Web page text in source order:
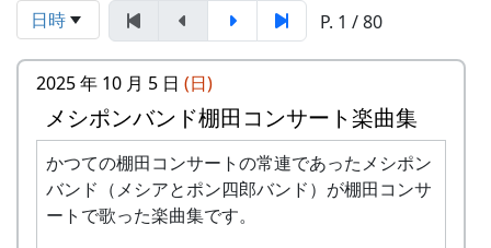
日時 P. 1 / 80
2025 年 10 月 5 日 (日)
メシポンバンド棚田コンサート楽曲集
かつての棚田コンサートの常連であったメシポン
バンド（メシアとポン四郎バンド）が棚田コンサ
ートで歌った楽曲集です。